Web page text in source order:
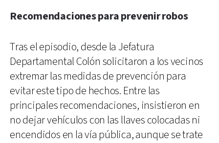
Recomendaciones para prevenir robos
Tras el episodio, desde la Jefatura
Departamental Colón solicitaron a los vecinos
extremar las medidas de prevención para
evitar este tipo de hechos. Entre las
principales recomendaciones, insistieron en
no dejar vehículos con las llaves colocadas ni
encendidos en la vía pública, aunque se trate